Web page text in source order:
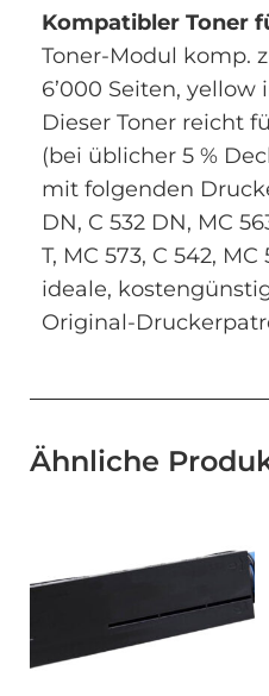
Kompatibler Toner
Toner-Modul komp.
6’000 Seiten, yellow
Dieser Toner reicht
(bei üblicher 5 %
mit folgenden
DN, C 532 DN, MC
T, MC 573, C 542,
ideale,
Original-
Ähnliche